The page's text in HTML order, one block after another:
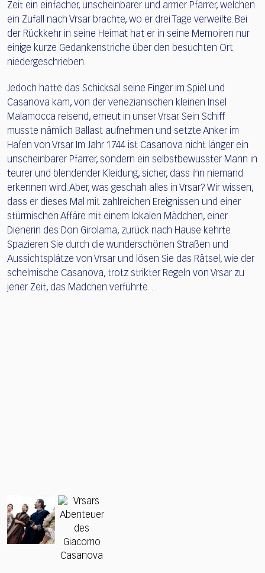
Zeit ein einfacher, unscheinbarer und armer Pfarrer, welchen
ein Zufall nach Vrsar brachte, wo er drei Tage verweilte. Bei
der Rückkehr in seine Heimat hat er in seine Memoiren nur
einige kurze Gedankenstriche über den besuchten Ort
niedergeschrieben.
Jedoch hatte das Schicksal seine Finger im Spiel und
Casanova kam, von der venezianischen kleinen Insel
Malamocca reisend, erneut in unser Vrsar. Sein Schiff
musste nämlich Ballast aufnehmen und setzte Anker im
Hafen von Vrsar. Im Jahr 1744 ist Casanova nicht länger ein
unscheinbarer Pfarrer, sondern ein selbstbewusster Mann in
teurer und blendender Kleidung, sicher, dass ihn niemand
erkennen wird. Aber, was geschah alles in Vrsar? Wir wissen,
dass er dieses Mal mit zahlreichen Ereignissen und einer
stürmischen Affäre mit einem lokalen Mädchen, einer
Dienerin des Don Girolama, zurück nach Hause kehrte.
Spazieren Sie durch die wunderschönen Straßen und
Aussichtsplätze von Vrsar und lösen Sie das Rätsel, wie der
schelmische Casanova, trotz strikter Regeln von Vrsar zu
jener Zeit, das Mädchen verführte…